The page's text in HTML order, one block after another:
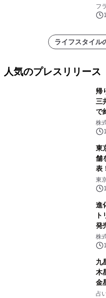
フ
ライフスタイル
人気のプレスリリース
帰
三
で
メ
株
東
舗
表
東
進
発
株
九
木
金
ン
占